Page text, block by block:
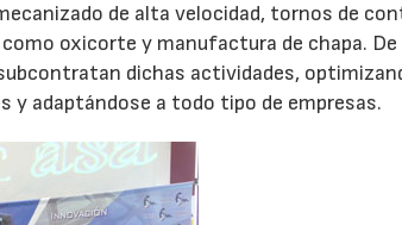
de alta velocidad, tornos de
oxicorte y manufactura de chapa.
dichas actividades,
y adaptándose a todo tipo de empresas.
28/07/2026 30/07/2026